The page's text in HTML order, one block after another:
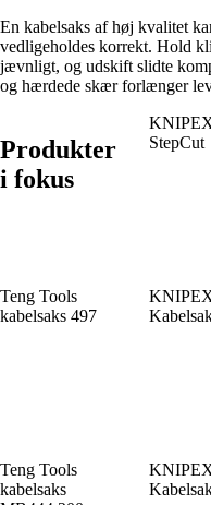
En kabelsaks af høj kvalitet
vedligeholdes korrekt. Hold
jævnligt, og udskift slidte
og hærdede skær forlænger
Produkter
i fokus
StepCut
Teng Tools
kabelsaks 497
Teng Tools
kabelsaks